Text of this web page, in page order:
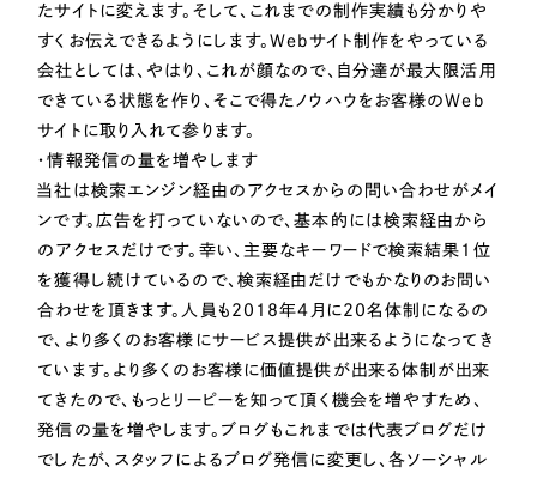
SEO対策によるアクセス獲得、反響獲得などの"Webマーケティング"から、
採用DX支援
リープ・リクルーティング
求人票作成・面接など各種業務代行、採用の仕組み作り支援
リープ・キャリア
完全成功報酬型のスカウト型ハイクラス人材紹介（岐阜・愛知）
カイゼンDX支援
Pace ／クラウド型工数管理ツール
日報ツールで案件ごとの営業利益をリアルタイムに可視化
制作実績
リープ・リクルーティング
「採用強化」を目的とした採用業務代行
その他のサービス
プライバシーポリシー
AI倫理ポリシー クッキーポリシー サイトマップ
ウェブアクセシビリティ方針
たサイトに変えます。そして、これまでの制作実績も分かりや
すくお伝えできるようにします。Webサイト制作をやっている
会社としては、やはり、これが顔なので、自分達が最大限活用
できている状態を作り、そこで得たノウハウをお客様のWeb
サイトに取り入れて参ります。
・情報発信の量を増やします
当社は検索エンジン経由のアクセスからの問い合わせがメイ
ンです。広告を打っていないので、基本的には検索経由から
のアクセスだけです。幸い、主要なキーワードで検索結果1位
を獲得し続けているので、検索経由だけでもかなりのお問い
合わせを頂きます。人員も2018年4月に20名体制になるの
で、より多くのお客様にサービス提供が出来るようになってき
ています。より多くのお客様に価値提供が出来る体制が出来
てきたので、もっとリーピーを知って頂く機会を増やすため、
発信の量を増やします。ブログもこれまでは代表ブログだけ
でしたが、スタッフによるブログ発信に変更し、各ソーシャル